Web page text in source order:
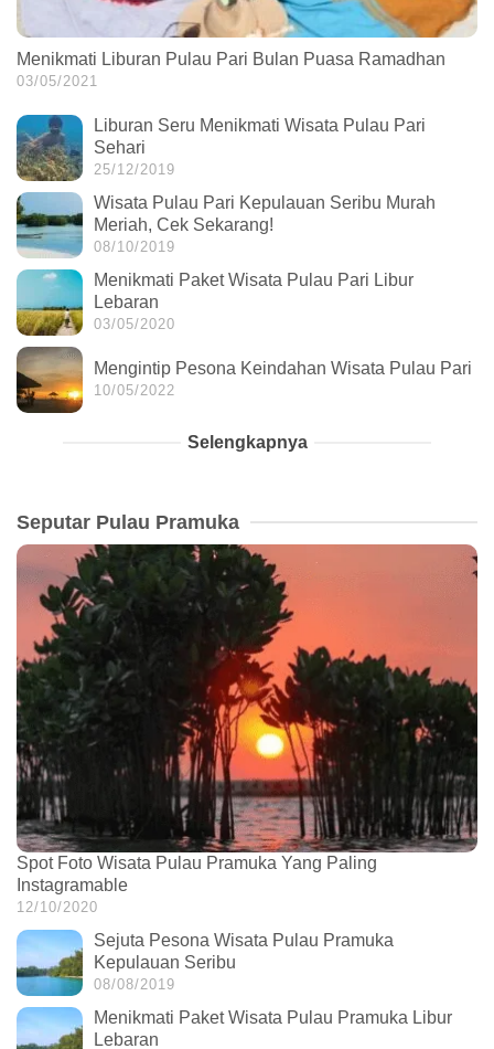
Menikmati Liburan Pulau Pari Bulan Puasa Ramadhan
03/05/2021
Liburan Seru Menikmati Wisata Pulau Pari
Sehari
25/12/2019
Wisata Pulau Pari Kepulauan Seribu Murah
Meriah, Cek Sekarang!
08/10/2019
Menikmati Paket Wisata Pulau Pari Libur
Lebaran
03/05/2020
Mengintip Pesona Keindahan Wisata Pulau Pari
10/05/2022
Selengkapnya
Seputar Pulau Pramuka
Spot Foto Wisata Pulau Pramuka Yang Paling
Instagramable
12/10/2020
Sejuta Pesona Wisata Pulau Pramuka
Kepulauan Seribu
08/08/2019
Menikmati Paket Wisata Pulau Pramuka Libur
Lebaran